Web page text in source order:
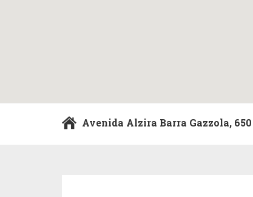
Avenida Alzira Barra Gazzola,